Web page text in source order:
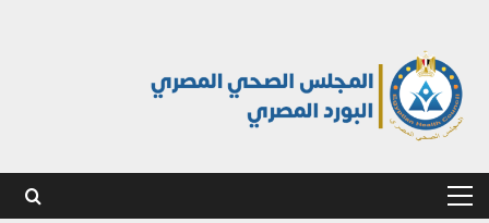
Primary